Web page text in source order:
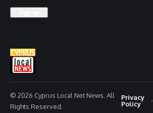
© 2026 Cyprus Local Net News. All
Rights Reserved.
Privacy
Policy